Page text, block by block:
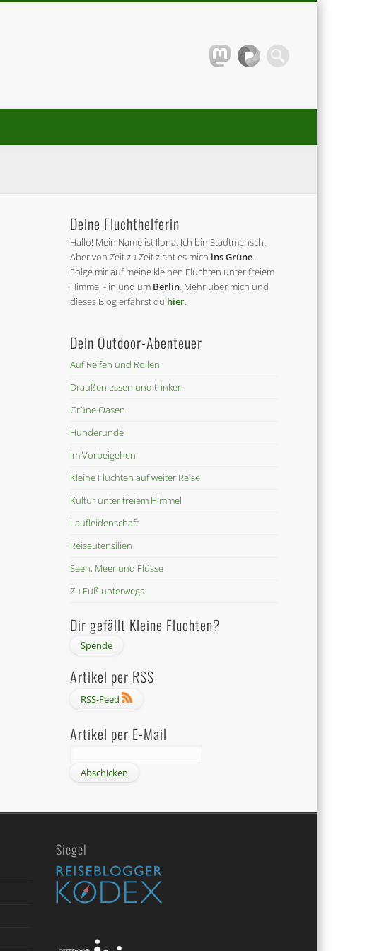
Deine Fluchthelferin
Hallo! Mein Name ist Ilona. Ich bin Stadtmensch.
Aber von Zeit zu Zeit zieht es mich ins Grüne
Folge mir auf meine kleinen Fluchten unter freiem
Himmel - in und um Berlin . Mehr über mich und
dieses Blog erfährst du hier
Dein Outdoor-Abenteuer
Auf Reifen und Rollen
Draußen essen und trinken
Grüne Oasen
Hunderunde
Im Vorbeigehen
Kleine Fluchten auf weiter Reise
Kultur unter freiem Himmel
Laufleidenschaft
Reiseutensilien
Seen, Meer und Flüsse
Zu Fuß unterwegs
Dir gefällt Kleine Fluchten?
Artikel per RSS
RSS-Feed
Artikel per E-Mail
Siegel